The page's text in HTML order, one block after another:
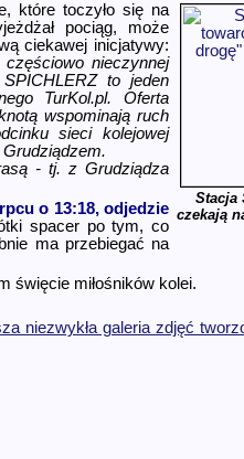
Stacja
czekają
które toczyło się na
pociąg, może
ciekawej inicjatywy:
nieczynnej
to jeden
TurKol.pl. Oferta
wspominają ruch
sieci kolejowej
- tj. z Grudziądza
o 13:18, odjedzie
spacer po tym, co
ma przebiegać na
święcie miłośników kolei.
niezwykła galeria zdjęć